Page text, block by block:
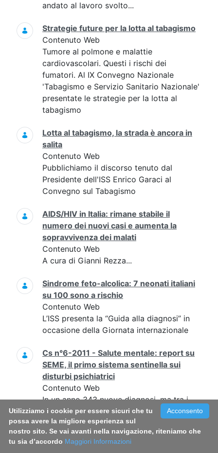
andato al lavoro svolto...
Strategie future per la lotta al tabagismo
Contenuto Web
Tumore al polmone e malattie
cardiovascolari. Questi i rischi dei
fumatori. Al IX Convegno Nazionale
'Tabagismo e Servizio Sanitario Nazionale'
presentate le strategie per la lotta al
tabagismo
Lotta al tabagismo, la strada è ancora in
salita
Contenuto Web
Pubblichiamo il discorso tenuto dal
Presidente dell'ISS Enrico Garaci al
Convegno sul Tabagismo
AIDS/HIV in Italia: rimane stabile il
numero dei nuovi casi e aumenta la
sopravvivenza dei malati
Contenuto Web
A cura di Gianni Rezza...
Sindrome feto-alcolica: 7 neonati italiani
su 100 sono a rischio
Contenuto Web
L’ISS presenta la “Guida alla diagnosi” in
occasione della Giornata internazionale
Cs n°6-2011 - Salute mentale: report su
SEME, il primo sistema sentinella sui
disturbi psichiatrici
Contenuto Web
In un anno 343 nuove diagnosi, ma tra i
primi sintomi e l’accesso ai servizi un
ritardo di almeno 4 anni per la metà dei
pazienti
Acconsento
Utilizziamo i cookie per essere sicuri che tu
possa avere la migliore esperienza sul
nostro sito. Se vai avanti nella navigazione, riteniamo che
tu sia d’accordo Maggiori Informazioni